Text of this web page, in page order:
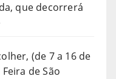
que decorrerá
(de 7 a 16 de
de São